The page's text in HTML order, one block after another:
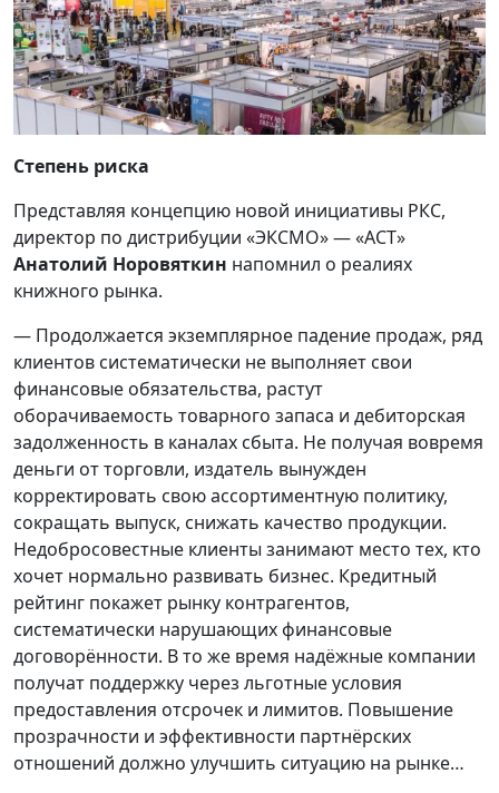
Степень риска
Представляя концепцию новой инициативы РКС,
директор по дистрибуции «ЭКСМО» — «АСТ»
Анатолий Норовяткин напомнил о реалиях
книжного рынка.
— Продолжается экземплярное падение продаж, ряд
клиентов систематически не выполняет свои
финансовые обязательства, растут
оборачиваемость товарного запаса и дебиторская
задолженность в каналах сбыта. Не получая вовремя
деньги от торговли, издатель вынужден
корректировать свою ассортиментную политику,
сокращать выпуск, снижать качество продукции.
Недобросовестные клиенты занимают место тех, кто
хочет нормально развивать бизнес. Кредитный
рейтинг покажет рынку контрагентов,
систематически нарушающих финансовые
договорённости. В то же время надёжные компании
получат поддержку через льготные условия
предоставления отсрочек и лимитов. Повышение
прозрачности и эффективности партнёрских
отношений должно улучшить ситуацию на рынке…